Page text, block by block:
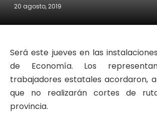
20 agosto, 2019
Será este jueves en las
de Economía. Los
trabajadores estatales acordaron,
que no realizarán cortes de
provincia.